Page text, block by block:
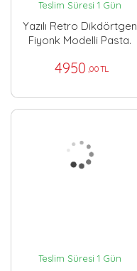
Teslim Süresi 1 Gün
Yazılı Retro Dikdörtgen
Fiyonk Modelli Pasta.
4950 ,00 TL
Teslim Süresi 1 Gün